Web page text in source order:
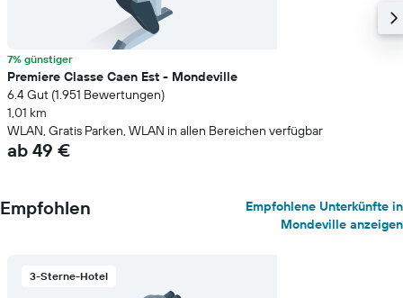
7% günstiger
Premiere Classe Caen Est - Mondeville
6.4 Gut (1.951 Bewertungen)
1,01 km
WLAN, Gratis Parken, WLAN in allen Bereichen verfügbar
ab 49 €
Empfohlen
Empfohlene Unterkünfte in
Mondeville anzeigen
3-Sterne-Hotel